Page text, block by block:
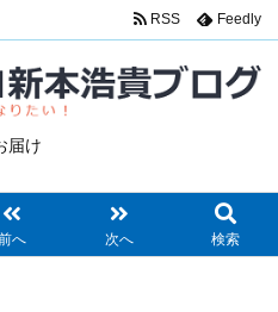
届け
へ 次へ 検索
RSS Feedly